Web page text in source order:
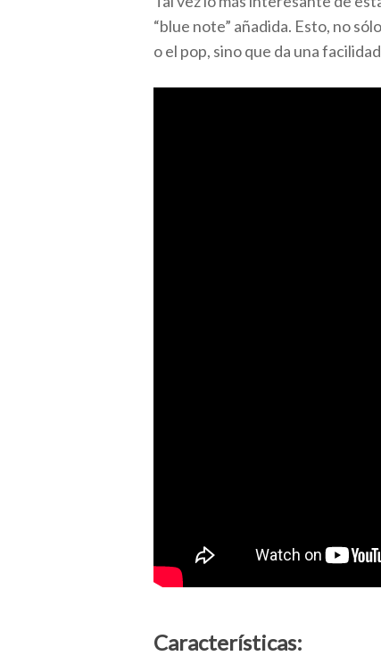
“blue note” añadida. Esto, no
o el pop, sino que da una
Características: